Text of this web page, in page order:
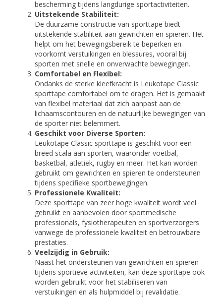
bescherming tijdens langdurige sportactiviteiten.
Uitstekende Stabiliteit:
De duurzame constructie van sporttape biedt
uitstekende stabiliteit aan gewrichten en spieren. Het
helpt om het bewegingsbereik te beperken en
voorkomt verstuikingen en blessures, vooral bij
sporten met snelle en onverwachte bewegingen.
Comfortabel en Flexibel:
Ondanks de sterke kleefkracht is Leukotape Classic
sporttape comfortabel om te dragen. Het is gemaakt
van flexibel materiaal dat zich aanpast aan de
lichaamscontouren en de natuurlijke bewegingen van
de sporter niet belemmert.
Geschikt voor Diverse Sporten:
Leukotape Classic sporttape is geschikt voor een
breed scala aan sporten, waaronder voetbal,
basketbal, atletiek, rugby en meer. Het kan worden
gebruikt om gewrichten en spieren te ondersteunen
tijdens specifieke sportbewegingen.
Professionele Kwaliteit:
Deze sporttape van zeer hoge kwaliteit wordt veel
gebruikt en aanbevolen door sportmedische
professionals, fysiotherapeuten en sportverzorgers
vanwege de professionele kwaliteit en betrouwbare
prestaties.
Veelzijdig in Gebruik:
Naast het ondersteunen van gewrichten en spieren
tijdens sportieve activiteiten, kan deze sporttape ook
worden gebruikt voor het stabiliseren van
verstuikingen en als hulpmiddel bij revalidatie.